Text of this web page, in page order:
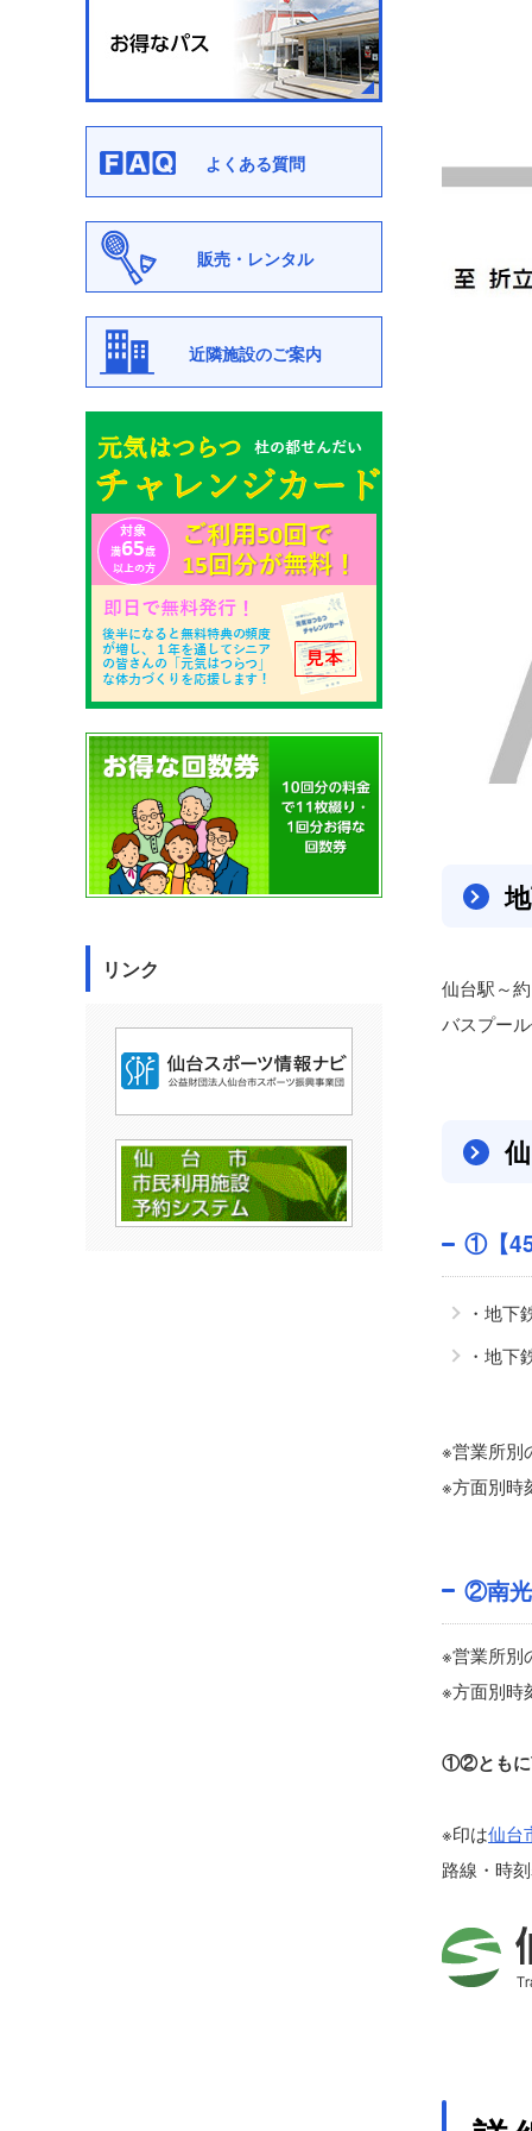
仙台駅～
バスプー
①【
・地
・地
※営業所別
※方面別時
②南光
※営業所別
※方面別時
①②ともに
※印は仙台
路線・時
よくある質問
販売・レンタル
近隣施設のご案内
リンク